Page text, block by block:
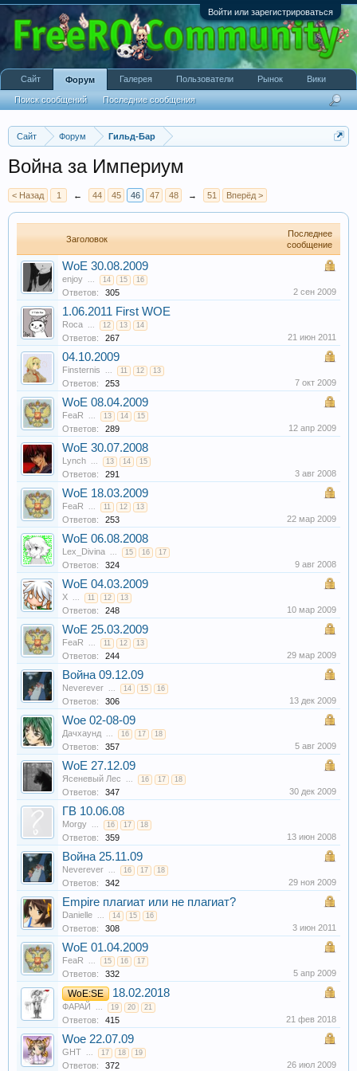
Войти или зарегистрироваться
Сайт Форум Гильд-Бар
Война за Империум
< Назад 1 ← 44 45 46 47 48 → 51 Вперёд >
Заголовок
Последнее
сообщение
WoE 30.08.2009
enjoy ... 14 15 16
Ответов: 305 2 сен 2009
1.06.2011 First WOE
Roca ... 12 13 14
Ответов: 267 21 июн 2011
04.10.2009
Finsternis ... 11 12 13
Ответов: 253 7 окт 2009
WoE 08.04.2009
FeaR ... 13 14 15
Ответов: 289 12 апр 2009
WoE 30.07.2008
Lynch ... 13 14 15
Ответов: 291 3 авг 2008
WoE 18.03.2009
FeaR ... 11 12 13
Ответов: 253 22 мар 2009
WoE 06.08.2008
Lex_Divina ... 15 16 17
Ответов: 324 9 авг 2008
WoE 04.03.2009
X ... 11 12 13
Ответов: 248 10 мар 2009
WoE 25.03.2009
FeaR ... 11 12 13
Ответов: 244 29 мар 2009
Война 09.12.09
Neverever ... 14 15 16
Ответов: 306 13 дек 2009
Woe 02-08-09
Дачхаунд ... 16 17 18
Ответов: 357 5 авг 2009
WoE 27.12.09
Ясеневый Лес ... 16 17 18
Ответов: 347 30 дек 2009
ГВ 10.06.08
Morgy ... 16 17 18
Ответов: 359 13 июн 2008
Война 25.11.09
Neverever ... 16 17 18
Ответов: 342 29 ноя 2009
Empire плагиат или не плагиат?
Danielle ... 14 15 16
Ответов: 308 3 июн 2011
WoE 01.04.2009
FeaR ... 15 16 17
Ответов: 332 5 апр 2009
WoE:SE 18.02.2018
ФАРАЙ ... 19 20 21
Ответов: 415 21 фев 2018
Woe 22.07.09
GHT ... 17 18 19
Ответов: 372 26 июл 2009
Сайт Форум
Поиск сообщений Последние сообщения
Галерея Пользователи Рынок Вики